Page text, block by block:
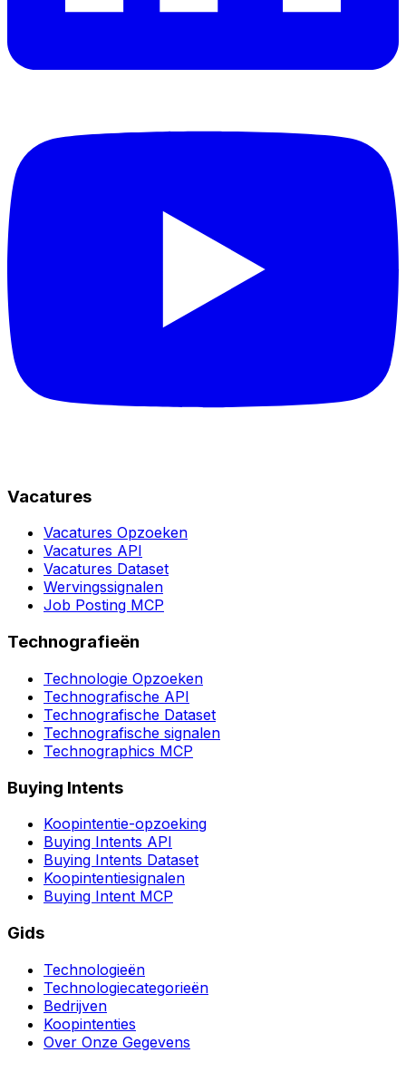
Vacatures
Vacatures Opzoeken
Vacatures API
Vacatures Dataset
Wervingssignalen
Job Posting MCP
Technografieën
Technologie Opzoeken
Technografische API
Technografische Dataset
Technografische signalen
Technographics MCP
Buying Intents
Koopintentie-opzoeking
Buying Intents API
Buying Intents Dataset
Koopintentiesignalen
Buying Intent MCP
Gids
Technologieën
Technologiecategorieën
Bedrijven
Koopintenties
Over Onze Gegevens